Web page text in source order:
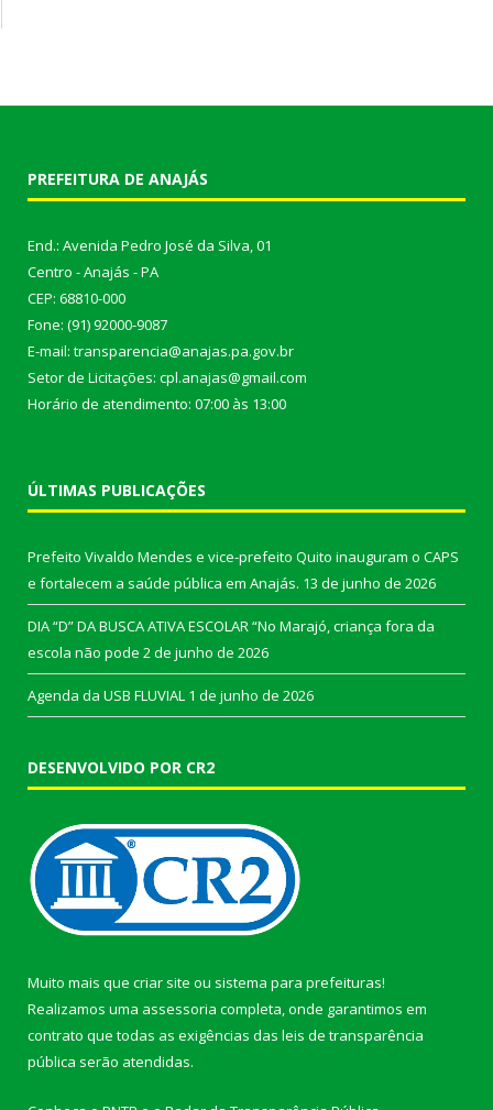
PREFEITURA DE ANAJÁS
End.: Avenida Pedro José da Silva, 01
Centro - Anajás - PA
CEP: 68810-000
Fone: (91) 92000-9087
E-mail: transparencia@anajas.pa.gov.br
Setor de Licitações: cpl.anajas@gmail.com
Horário de atendimento: 07:00 às 13:00
ÚLTIMAS PUBLICAÇÕES
Prefeito Vivaldo Mendes e vice-prefeito Quito inauguram o CAPS
e fortalecem a saúde pública em Anajás. 13 de junho de 2026
DIA “D” DA BUSCA ATIVA ESCOLAR “No Marajó, criança fora da
escola não pode 2 de junho de 2026
Agenda da USB FLUVIAL 1 de junho de 2026
DESENVOLVIDO POR CR2
Muito mais que criar site ou sistema para prefeituras!
Realizamos uma assessoria completa, onde garantimos em
contrato que todas as exigências das leis de transparência
pública serão atendidas.